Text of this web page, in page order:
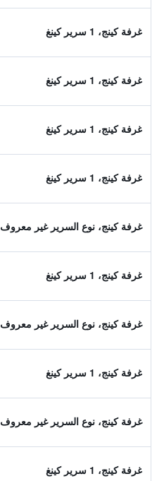
غرفة كينج، 1 سرير كينغ
غرفة كينج، 1 سرير كينغ
غرفة كينج، 1 سرير كينغ
غرفة كينج، 1 سرير كينغ
غرفة كينج، نوع السرير غير معروف
غرفة كينج، 1 سرير كينغ
غرفة كينج، نوع السرير غير معروف
غرفة كينج، 1 سرير كينغ
غرفة كينج، نوع السرير غير معروف
غرفة كينج، 1 سرير كينغ